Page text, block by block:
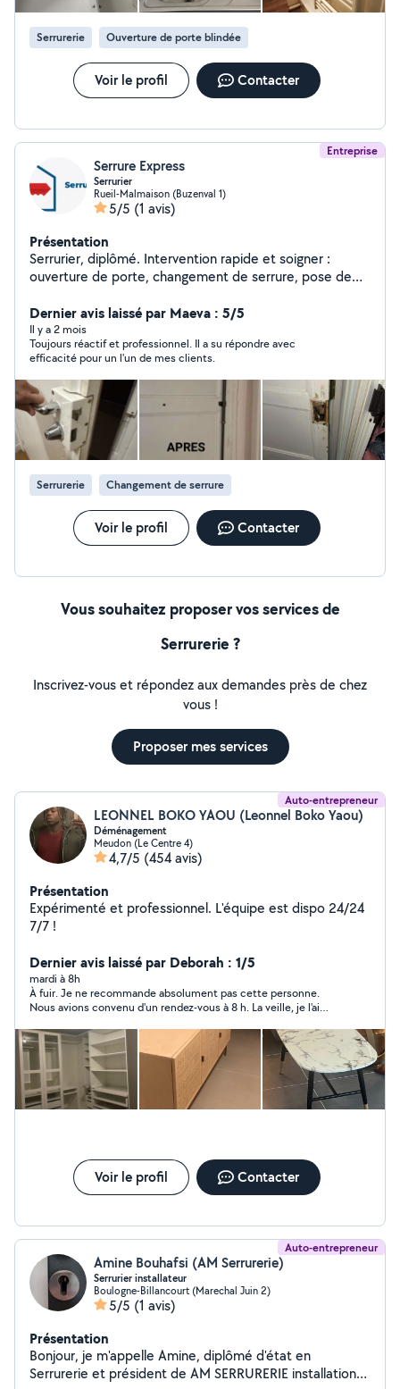
Serrurerie Ouverture de porte blindée
Voir le profil Contacter
Entreprise
Serrure Express
Serrurier
Rueil-Malmaison (Buzenval 1)
5/5 (1 avis)
Présentation
Serrurier, diplômé. Intervention rapide et soigner :
ouverture de porte, changement de serrure, pose de
serrurier, confirmé par mon expérience et ma pratique.
Je vous propose un travail minutieux, sérieux, à un prix
très convenable. Sachez que derrière mon prix, il y a un
service, une sécurité, un suivi et une garantie.
Déplacements offerts
Dernier avis laissé par Maeva : 5/5
Il y a 2 mois
Toujours réactif et professionnel. Il a su répondre avec
efficacité pour un l'un de mes clients.
Serrurerie Changement de serrure
Voir le profil Contacter
Vous souhaitez proposer vos services de
Serrurerie ?
Inscrivez-vous et répondez aux demandes près de chez
vous !
Proposer mes services
Auto-entrepreneur
LEONNEL BOKO YAOU (Leonnel Boko Yaou)
Déménagement
Meudon (Le Centre 4)
4,7/5 (454 avis)
Présentation
Expérimenté et professionnel. L'équipe est dispo 24/24
7/7 !
Dernier avis laissé par Deborah : 1/5
mardi à 8h
À fuir. Je ne recommande absolument pas cette personne.
Nous avions convenu d'un rendez-vous à 8 h. La veille, je l'ai
qu'il souhaitait finalement modifier l'horaire 10h, ce qui ne m'a
déjà pas donné une impression de sérieux. Le jour du rendez-
vous, il est finalement arri.é à 14 h, sans réelle explication
Pendant le montage des meubles, il est revenu à plusieurs
reprises sur le prix convenu au départ, en prétextant qu'il y
avait plus de travail que prévu. Pourtant, l'annonce décrivait
resté jusqu'à 3 h du matin sans terminer le travail. Il m'a proposé
de revenir le lendemain à 10 h pour finir. Le lendemain, à 10 h,
impossible de le joindre : appels et messages restés sans
Voir le profil Contacter
Auto-entrepreneur
Amine Bouhafsi (AM Serrurerie)
Serrurier installateur
Boulogne-Billancourt (Marechal Juin 2)
5/5 (1 avis)
Présentation
Bonjour, je m'appelle Amine, diplômé d'état en
Serrurerie et président de AM SERRURERIE installation-